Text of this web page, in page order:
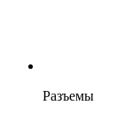
Разъемы